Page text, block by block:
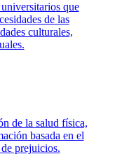
que
de las
culturales,
de la salud física,
basada en el
prejuicios.